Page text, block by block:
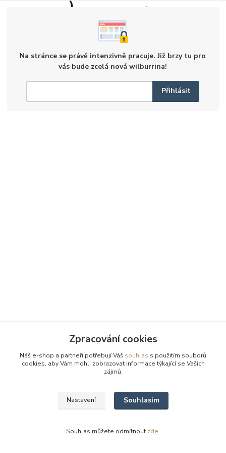
Na stránce se právě intenzivně pracuje. Již brzy tu pro
vás bude zcelá nová wilburrina!
Zpracování cookies
Náš e-shop a partneři potřebují Váš souhlas s použitím souborů
cookies, aby Vám mohli zobrazovat informace týkající se Vašich
zájmů.
Nastavení Souhlasím
Souhlas můžete odmítnout zde.